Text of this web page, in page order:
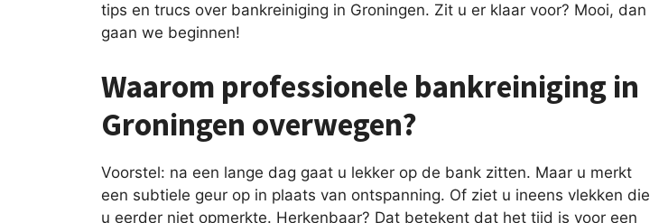
tips en trucs over bankreiniging in Groningen. Zit u er klaar voor? Mooi, dan
gaan we beginnen!
Waarom professionele bankreiniging in
Groningen overwegen?
Voorstel: na een lange dag gaat u lekker op de bank zitten. Maar u merkt
een subtiele geur op in plaats van ontspanning. Of ziet u ineens vlekken die
u eerder niet opmerkte. Herkenbaar? Dat betekent dat het tijd is voor een